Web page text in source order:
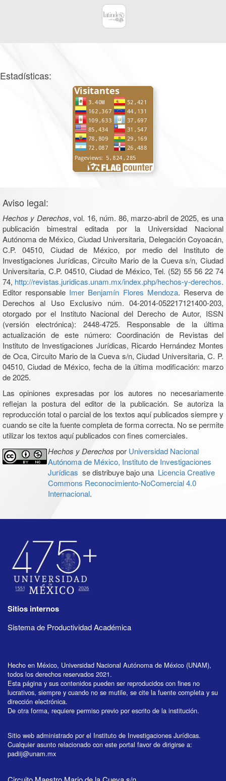
Estadísticas:
Aviso legal:
Hechos y Derechos, vol. 16, núm. 86, marzo-abril de 2025, es una
publicación bimestral editada por la Universidad Nacional
Autónoma de México, Ciudad Universitaria, Delegación Coyoacán,
C.P. 04510, Ciudad de México, por medio del Instituto de
Investigaciones Jurídicas, Circuito Mario de la Cueva s/n, Ciudad
Universitaria, C.P. 04510, Ciudad de México, Tel. (52) 55 56 22 74
74, http://revistas.juridicas.unam.mx/index.php/hechos-y-derechos.
Editor responsable Imer Benjamín Flores Mendoza. Reserva de
Derechos al Uso Exclusivo núm. 04-2014-052217121400-203,
otorgado por el Instituto Nacional del Derecho de Autor, ISSN
(versión electrónica): 2448-4725. Responsable de la última
actualización de este número: Coordinación de Revistas del
Instituto de Investigaciones Jurídicas, Ricardo Hernández Montes
de Oca, Circuito Mario de la Cueva s/n, Ciudad Universitaria, C. P.
04510, Ciudad de México, fecha de la última modificación: marzo
de 2025.
Las opiniones expresadas por los autores no necesariamente
reflejan la postura del editor de la publicación. Se autoriza la
reproducción total o parcial de los textos aquí publicados siempre y
cuando se cite la fuente completa de forma correcta. No se permite
utilizar los textos aquí publicados con fines comerciales.
Hechos y Derechos por Universidad Nacional
Autónoma de México, Instituto de Investigaciones
Jurídicas se distribuye bajo una Licencia Creative
Commons Reconocimiento-NoComercial 4.0
Internacional.
Sitios internos
Sistema de Productividad Académica
Hecho en México, Universidad Nacional Autónoma de México (UNAM),
todos los derechos reservados 2021.
Esta página y sus contenidos pueden ser reproducidos con fines no
lucrativos, siempre y cuando no se mutile, se cite la fuente completa y su
dirección electrónica.
De otra forma, requiere permiso previo por escrito de la institución.
Sitio web administrado por el Instituto de Investigaciones Jurídicas.
Cualquier asunto relacionado con este portal favor de dirigirse a:
padiij@unam.mx